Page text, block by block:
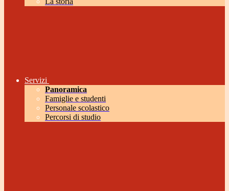
Servizi
Panoramica
Famiglie e studenti
Personale scolastico
Percorsi di studio